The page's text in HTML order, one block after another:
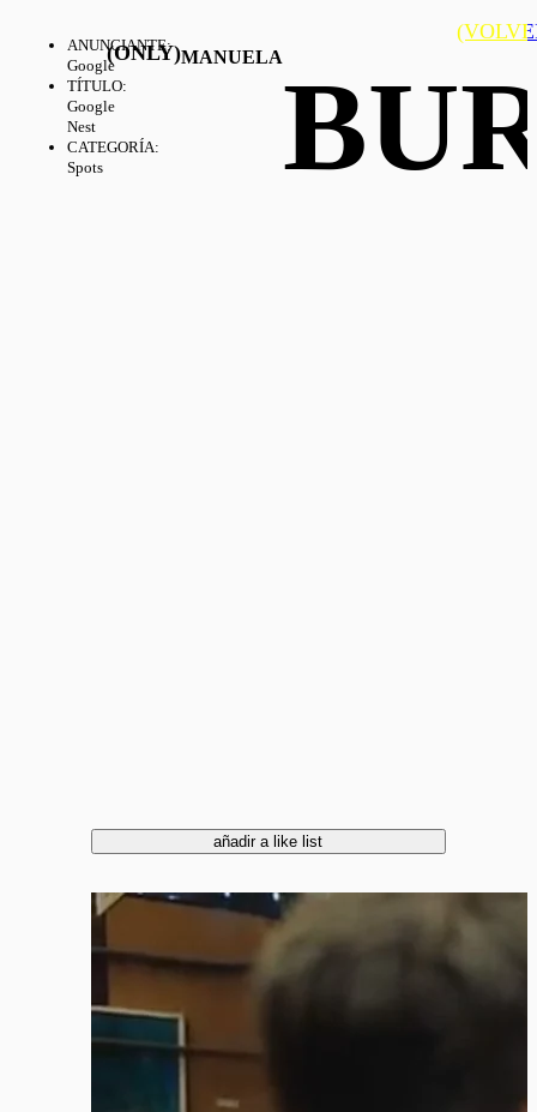
ANUNCIANTE:
Google
TÍTULO:
Google
Nest
CATEGORÍA:
Spots
(ONLY)MANUELA
añadir a like list